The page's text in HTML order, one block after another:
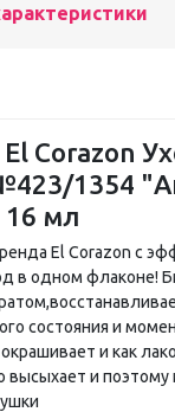
Corazon
1354
16 мл
El Corazon с
в одном флаконе!
состояния и
и как
высыхает и поэтому